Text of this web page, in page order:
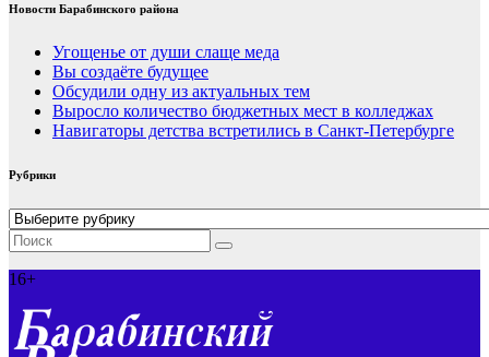
Новости Барабинского района
Угощенье от души слаще меда
Вы создаёте будущее
Обсудили одну из актуальных тем
Выросло количество бюджетных мест в колледжах
Навигаторы детства встретились в Санкт-Петербурге
Рубрики
Рубрики
16+